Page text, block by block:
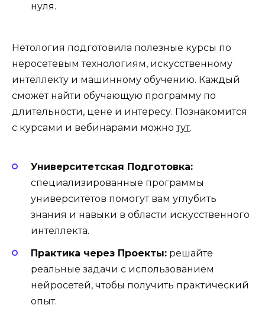
нуля.
Нетология подготовила полезные курсы по
неросетевым технологиям, искусственному
интеллекту и машинному обучению. Каждый
сможет найти обучающую программу по
длительности, цене и интересу. Познакомится
с курсами и вебинарами можнотут.
Университетская Подготовка:
специализированные программы
университетов помогут вам углубить
знания и навыки в области искусственного
интеллекта.
Практика через Проекты: решайте
реальные задачи с использованием
нейросетей, чтобы получить практический
опыт.